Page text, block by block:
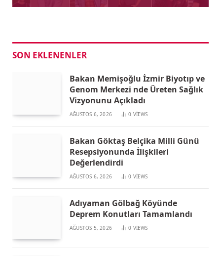
SON EKLENENLER
Bakan Memişoğlu İzmir Biyotıp ve
Genom Merkezi nde Üreten Sağlık
Vizyonunu Açıkladı
AĞUSTOS 6, 2026 0 VIEWS
Bakan Göktaş Belçika Milli Günü
Resepsiyonunda İlişkileri
Değerlendirdi
AĞUSTOS 6, 2026 0 VIEWS
Adıyaman Gölbağ Köyünde
Deprem Konutları Tamamlandı
AĞUSTOS 5, 2026 0 VIEWS